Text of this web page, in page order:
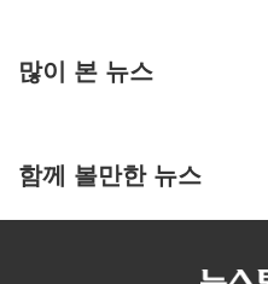
많이 본 뉴스
함께 볼만한 뉴스